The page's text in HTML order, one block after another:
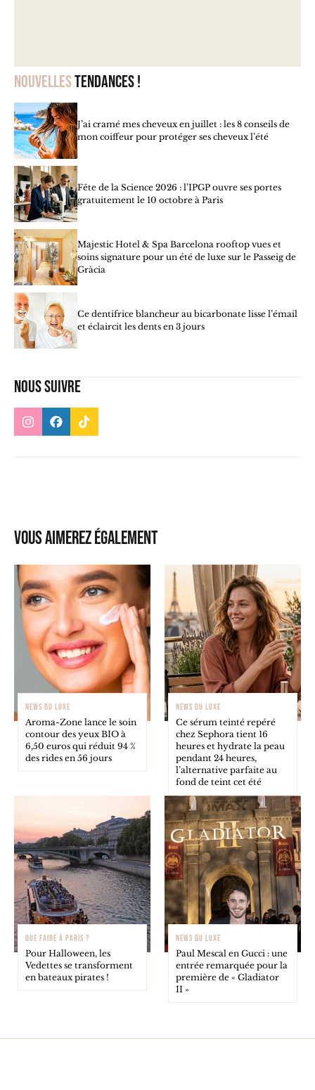
Nouvellestendances !
J’ai cramé mes cheveux en juillet : les 8 conseils de
mon coiffeur pour protéger ses cheveux l’été
Fête de la Science 2026 : l’IPGP ouvre ses portes
gratuitement le 10 octobre à Paris
Majestic Hotel & Spa Barcelona rooftop vues et
soins signature pour un été de luxe sur le Passeig de
Gràcia
Ce dentifrice blancheur au bicarbonate lisse l’émail
et éclaircit les dents en 3 jours
Nous suivre
Vous aimerez également
NEWS DU LUXE
Aroma-Zone lance le soin
contour des yeux BIO à
6,50 euros qui réduit 94 %
des rides en 56 jours
NEWS DU LUXE
Ce sérum teinté repéré
chez Sephora tient 16
heures et hydrate la peau
pendant 24 heures,
l’alternative parfaite au
fond de teint cet été
QUE FAIRE À PARIS ?
Pour Halloween, les
Vedettes se transforment
en bateaux pirates !
NEWS DU LUXE
Paul Mescal en Gucci : une
entrée remarquée pour la
première de « Gladiator
II »